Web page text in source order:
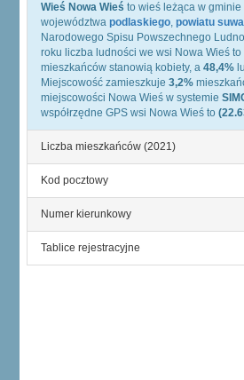
Wieś Nowa Wieś to wieś leżąca w gminie
województwa podlaskiego, powiatu
Narodowego Spisu Powszechnego
roku liczba ludności we wsi Nowa Wieś to
mieszkańców stanowią kobiety, a 48,4%
Miejscowość zamieszkuje 3,2%
miejscowości Nowa Wieś w systemie
współrzędne GPS wsi Nowa Wieś to
Liczba mieszkańców (2021)
Kod pocztowy
Numer kierunkowy
Tablice rejestracyjne